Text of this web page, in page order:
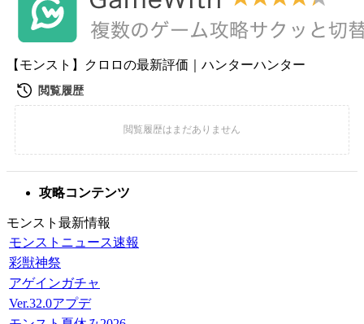
【モンスト】クロロの最新評価｜ハンターハンター
攻略コンテンツ
モンスト最新情報
モンストニュース速報
彩獣神祭
アゲインガチャ
Ver.32.0アプデ